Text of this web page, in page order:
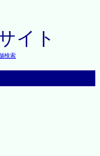
イト
検索